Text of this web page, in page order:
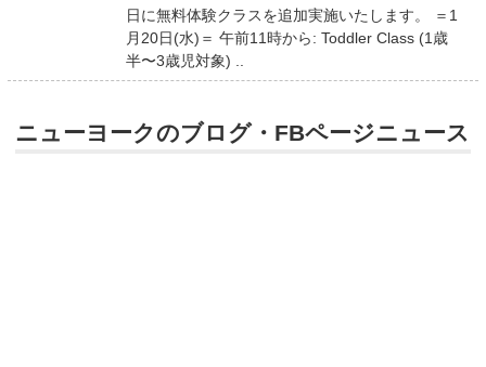
日に無料体験クラスを追加実施いたします。 ＝1
月20日(水)＝ 午前11時から: Toddler Class (1歳
半〜3歳児対象) ..
ニューヨークのブログ・FBページニュース